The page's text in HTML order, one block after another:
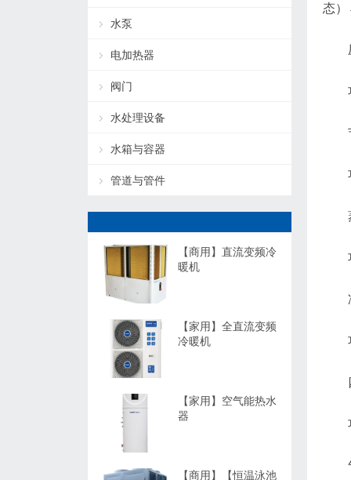
态
水泵
电加热器
阀门
水处理设备
水箱与容器
管道与管件
【商用】直流变频冷
暖机
【家用】全直流变频
冷暖机
【家用】空气能热水
器
【商用】【恒温泳池